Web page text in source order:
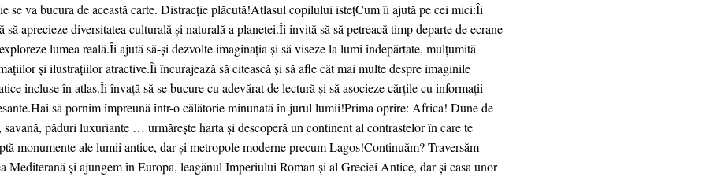
se va bucura de această carte. Distracție plăcută!Atlasul copilului isteț Cum îi ajută pe cei mici:Îi
să aprecieze diversitatea culturală și naturală a planetei.Îi invită să să petreacă timp departe de ecrane
lumea reală.Îi ajută să-și dezvolte imaginația și să viseze la lumi îndepărtate, mulțumită
și ilustrațiilor atractive.Îi încurajează să citească și să afle cât mai multe despre imaginile
incluse în atlas.Îi învață să se bucure cu adevărat de lectură și să asocieze cărțile cu informații
să pornim împreună într-o călătorie minunată în jurul lumii!Prima oprire: Africa! Dune de
savană, păduri luxuriante … urmărește harta și descoperă un continent al contrastelor în care te
monumente ale lumii antice, dar și metropole moderne precum Lagos!Continuăm? Traversăm
Mediterană și ajungem în Europa, leagănul Imperiului Roman și al Greciei Antice, dar și casa unor